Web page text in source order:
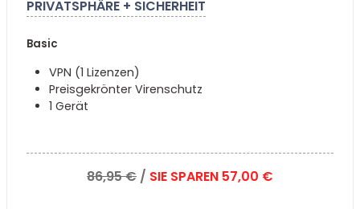
PRIVATSPHÄRE + SICHERHEIT
Basic
VPN (1 Lizenzen)
Preisgekrönter Virenschutz
1 Gerät
86,95 € / SIE SPAREN 57,00 €